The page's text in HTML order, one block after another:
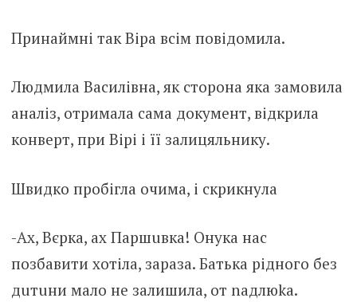
Принаймні так Віра всім повідомила.
Людмила Василівна, як сторона яка замовила
аналіз, отримала сама документ, відкрила
конверт, при Вірі і її залицяльнику.
Швидко пробігла очима, і скрикнула
-Ах, Вєрка, ах Пapшuвкa! Онука нас
позбавити хотіла, зараза. Батька рідного без
дuтuни мало не залишила, oт naдлюkа.